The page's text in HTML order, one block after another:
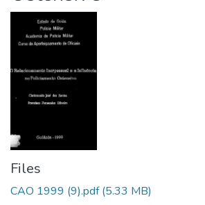
Files
CAO 1999 (9).pdf(5.33 MB)